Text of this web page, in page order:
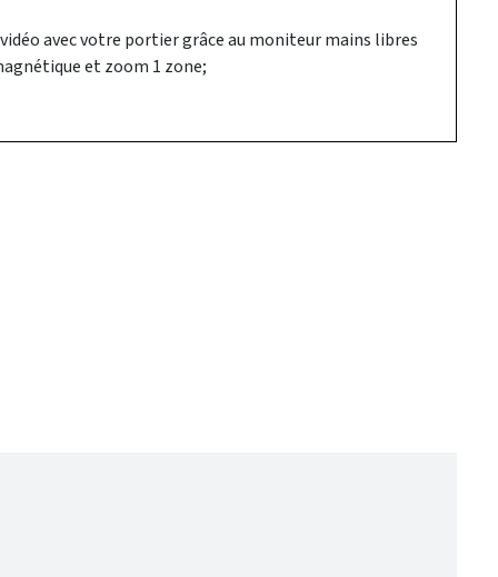
avec votre portier grâce au moniteur mains libres
et zoom 1 zone;